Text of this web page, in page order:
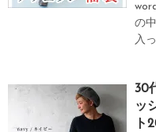
の
入
30
ッ
ト